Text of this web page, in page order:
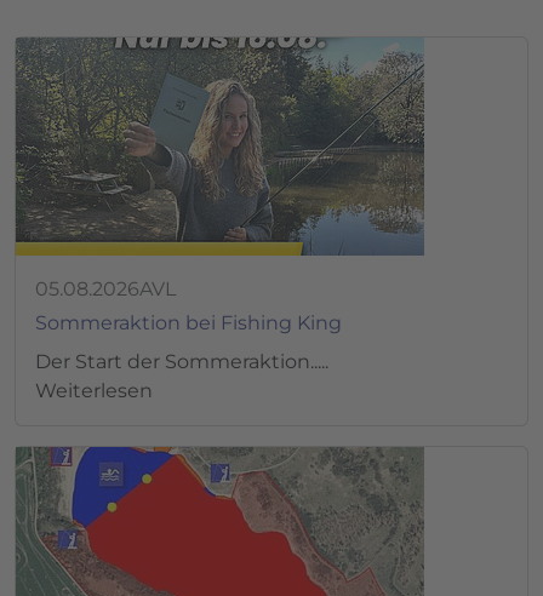
05.08.2026AVL
Sommeraktion bei Fishing King
Der Start der Sommeraktion.....
Weiterlesen